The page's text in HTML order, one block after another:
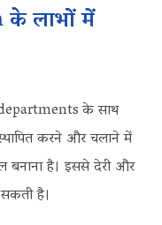
लाभों में
के साथ
करने और चलाने में
बनाना है। इससे देरी और
है।